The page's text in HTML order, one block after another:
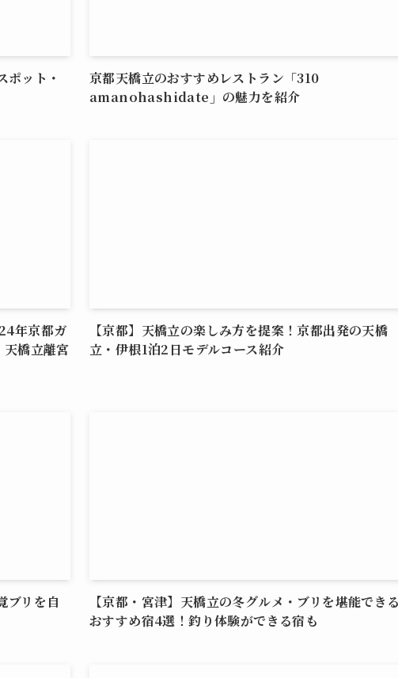
ット・
京都天橋立のおすすめレストラン「310
amanohashidate」の魅力を紹介
年京都ガ
橋立離宮
【京都】天橋立の楽しみ方を提案！京都出発の天橋
立・伊根1泊2日モデルコース紹介
ブリを自
【京都・宮津】天橋立の冬グルメ・ブリを堪能でき
おすすめ宿4選！釣り体験ができる宿も